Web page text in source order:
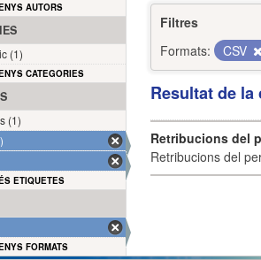
Filtres
Formats:
CSV
Resultat de
Retribucions del
Retribucions del
AUTORS
(1)
CATEGORIES
(1)
ETIQUETES
FORMATS